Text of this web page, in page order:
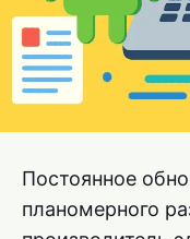
Постоянное
планомерного